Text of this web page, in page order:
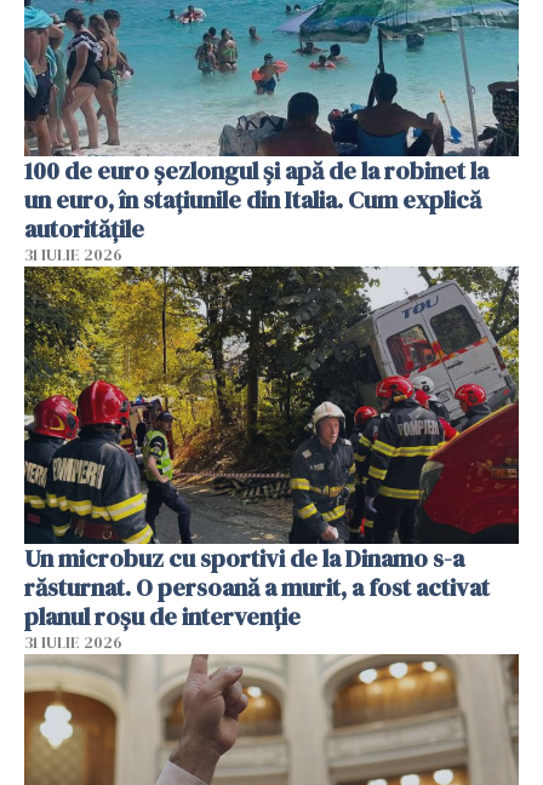
100 de euro șezlongul și apă de la robinet la
un euro, în stațiunile din Italia. Cum explică
autoritățile
31 IULIE 2026
Un microbuz cu sportivi de la Dinamo s-a
răsturnat. O persoană a murit, a fost activat
planul roșu de intervenție
31 IULIE 2026